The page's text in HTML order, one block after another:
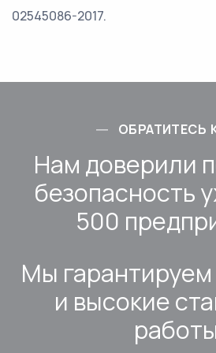
02545086-2017.
ОБРАТИТЕСЬ
Нам доверили
безопасность
500
Мы гарантируем
и высокие